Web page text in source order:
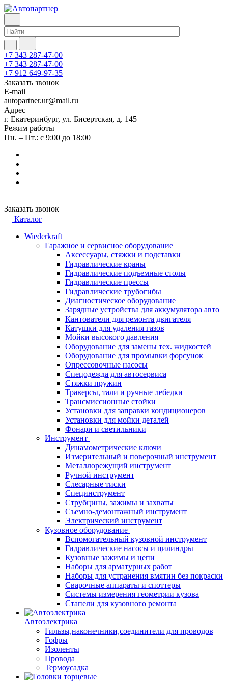
+7 343 287-47-00
+7 343 287-47-00
+7 912 649-97-35
Заказать звонок
E-mail
autopartner.ur@mail.ru
Адрес
г. Екатеринбург, ул. Бисертская, д. 145
Режим работы
Пн. – Пт.: с 9:00 до 18:00
Заказать звонок
Каталог
Wiederkraft
Гаражное и сервисное оборудование
Аксессуары, стяжки и подставки
Гидравлические краны
Гидравлические подъемные столы
Гидравлические прессы
Гидравлические трубогибы
Диагностическое оборудование
Зарядные устройства для аккумулятора авто
Кантователи для ремонта двигателя
Катушки для удаления газов
Мойки высокого давления
Оборудование для замены тех. жидкостей
Оборудование для промывки форсунок
Опрессовочные насосы
Спецодежда для автосервиса
Стяжки пружин
Траверсы, тали и ручные лебедки
Трансмиссионные стойки
Установки для заправки кондиционеров
Установки для мойки деталей
Фонари и светильники
Инструмент
Динамометрические ключи
Измерительный и поверочный инструмент
Металлорежущий инструмент
Ручной инструмент
Слесарные тиски
Специнструмент
Струбцины, зажимы и захваты
Съемно-демонтажный инструмент
Электрический инструмент
Кузовное оборудование
Вспомогательный кузовной инструмент
Гидравлические насосы и цилиндры
Кузовные зажимы и цепи
Наборы для арматурных работ
Наборы для устранения вмятин без покраски
Сварочные аппараты и споттеры
Системы измерения геометрии кузова
Стапели для кузовного ремонта
Автоэлектрика
Гильзы,наконечники,соединители для проводов
Гофры
Изоленты
Провода
Термоусадка